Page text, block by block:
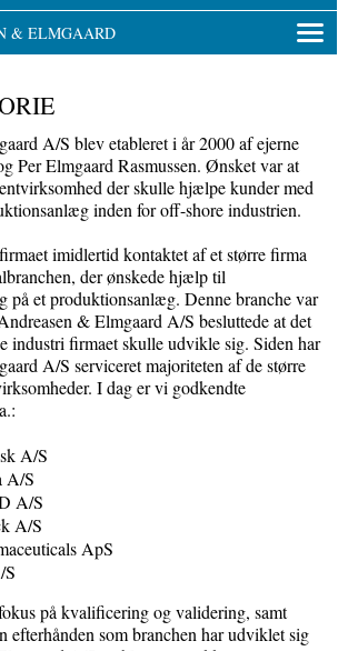
& ELMGAARD
A/S blev etableret i år 2000 af ejerne
Per Elmgaard Rasmussen. Ønsket var at
der skulle hjælpe kunder med
inden for off-shore industrien.
imidlertid kontaktet af et større firma
der ønskede hjælp til
på et produktionsanlæg. Denne branche var
& Elmgaard A/S besluttede at det
industri firmaet skulle udvikle sig. Siden har
A/S serviceret majoriteten af de større
I dag er vi godkendte
A/S
A/S
A/S
A/S
ApS
på kvalificering og validering, samt
efterhånden som branchen har udviklet sig